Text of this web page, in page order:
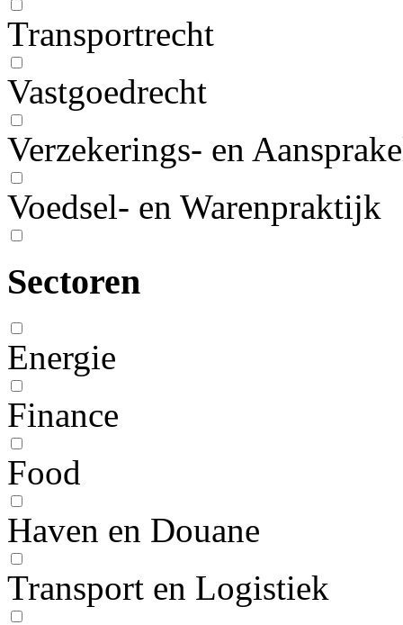
Transportrecht
Vastgoedrecht
Verzekerings- en
Voedsel- en Warenpraktijk
Sectoren
Energie
Finance
Food
Haven en Douane
Transport en Logistiek